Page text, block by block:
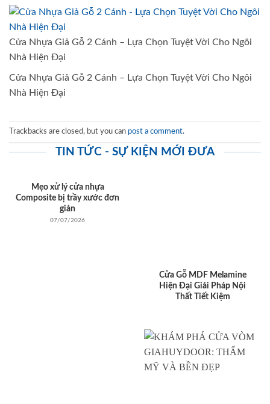
Cửa Nhựa Giả Gỗ 2 Cánh – Lựa Chọn Tuyệt Vời Cho Ngôi
Nhà Hiện Đại
Cửa Nhựa Giả Gỗ 2 Cánh – Lựa Chọn Tuyệt Vời Cho Ngôi
Nhà Hiện Đại
Trackbacks are closed, but you can post a comment.
TIN TỨC - SỰ KIỆN MỚI ĐƯA
Mẹo xử lý cửa nhựa
Composite bị trầy xước đơn
giản
07/07/2026
Cửa Gỗ MDF Melamine
Hiện Đại Giải Pháp Nội
Thất Tiết Kiệm